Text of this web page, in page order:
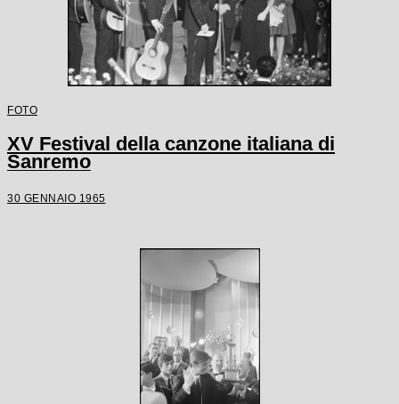
FOTO
XV Festival della canzone italiana di
Sanremo
30 GENNAIO 1965